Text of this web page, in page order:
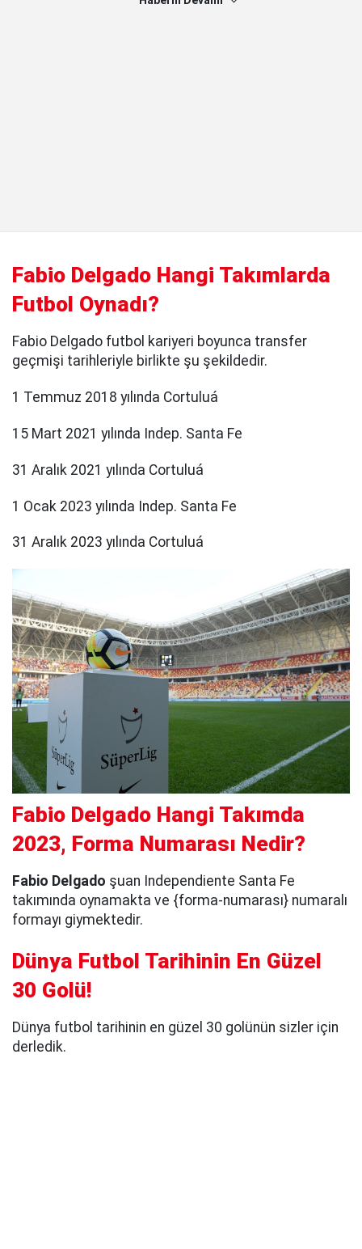
Fabio Delgado Hangi Takımlarda
Futbol Oynadı?
Fabio Delgado futbol kariyeri boyunca transfer
geçmişi tarihleriyle birlikte şu şekildedir.
1 Temmuz 2018 yılında Cortuluá
15 Mart 2021 yılında Indep. Santa Fe
31 Aralık 2021 yılında Cortuluá
1 Ocak 2023 yılında Indep. Santa Fe
31 Aralık 2023 yılında Cortuluá
Fabio Delgado Hangi Takımda
2023, Forma Numarası Nedir?
Fabio Delgado şuan Independiente Santa Fe
takımında oynamakta ve {forma-numarası} numaralı
formayı giymektedir.
Dünya Futbol Tarihinin En Güzel
30 Golü!
Dünya futbol tarihinin en güzel 30 golünün sizler için
derledik.